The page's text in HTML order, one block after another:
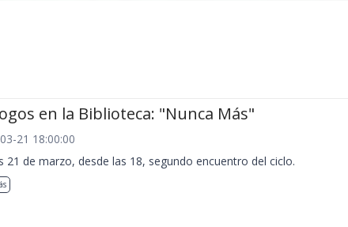
en la Biblioteca: "Nunca Más"
21 18:00:00
21 de marzo, desde las 18, segundo encuentro del ciclo.